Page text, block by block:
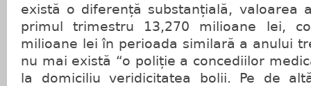
există o diferență substanțială, valoarea
primul trimestru 13,270 milioane lei,
milioane lei în perioada similară a anului
nu mai există “o poliție a concediilor
la domiciliu veridicitatea bolii. Pe de